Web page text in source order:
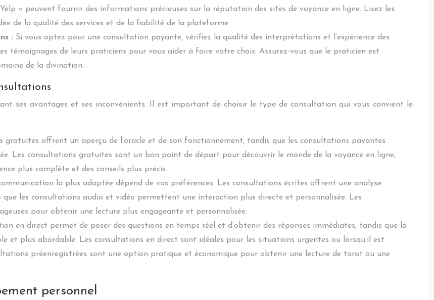
» peuvent fournir des informations précieuses sur la réputation des sites de voyance en ligne. Lisez les
de la qualité des services et de la fiabilité de la plateforme.
: Si vous optez pour une consultation payante, vérifiez la qualité des interprétations et l’expérience des
témoignages de leurs praticiens pour vous aider à faire votre choix. Assurez-vous que le praticien est
de la divination.
ses avantages et ses inconvénients. Il est important de choisir le type de consultation qui vous convient le
gratuites offrent un aperçu de l’oracle et de son fonctionnement, tandis que les consultations payantes
Les consultations gratuites sont un bon point de départ pour découvrir le monde de la voyance en ligne,
plus complète et des conseils plus précis.
la plus adaptée dépend de vos préférences. Les consultations écrites offrent une analyse
les consultations audio et vidéo permettent une interaction plus directe et personnalisée. Les
pour obtenir une lecture plus engageante et personnalisée.
en direct permet de poser des questions en temps réel et d’obtenir des réponses immédiates, tandis que la
et plus abordable. Les consultations en direct sont idéales pour les situations urgentes ou lorsqu’il est
préenregistrées sont une option pratique et économique pour obtenir une lecture de tarot ou une
personnel